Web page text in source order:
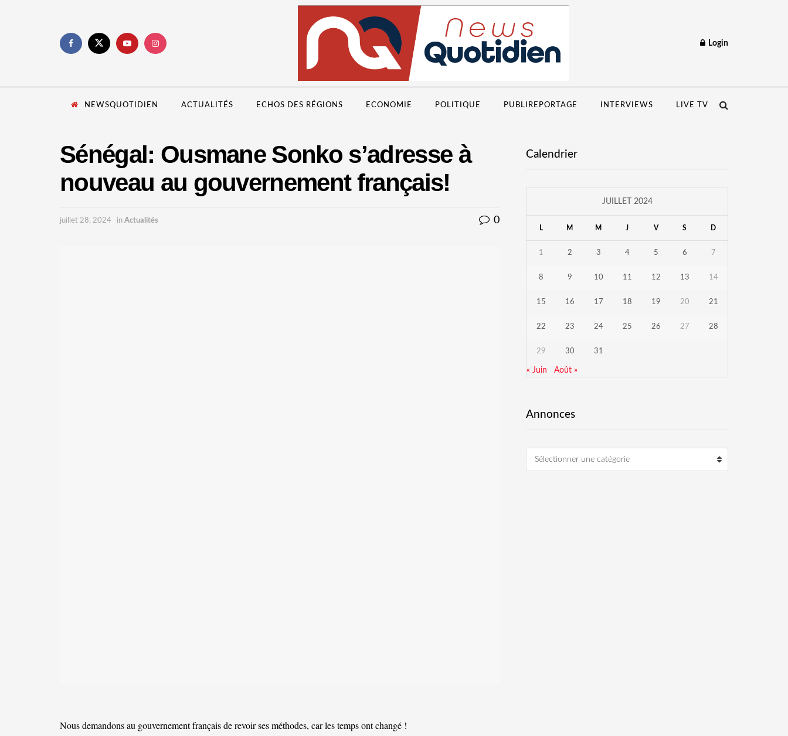
Login
NEWSQUOTIDIEN ACTUALITÉS ECHOS DES RÉGIONS ECONOMIE POLITIQUE PUBLIREPORTAGE INTERVIEWS LIVE TV
Sénégal: Ousmane Sonko s’adresse à
nouveau au gouvernement français!
juillet 28, 2024 in Actualités 0
Nous demandons au gouvernement français de revoir ses méthodes, car les temps ont changé !
Calendrier
JUILLET 2024
L M M J V S D
1 2 3 4 5 6 7
8 9 10 11 12 13 14
15 16 17 18 19 20 21
22 23 24 25 26 27 28
29 30 31
« Juin Août »
Annonces
Sélectionner une catégorie